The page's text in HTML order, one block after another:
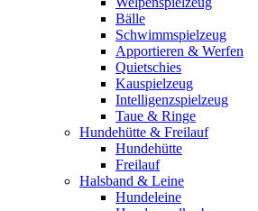
Bälle
Schwimmspielzeug
Apportieren & Werfen
Quietschies
Kauspielzeug
Intelligenzspielzeug
Taue & Ringe
Hundehütte & Freilauf
Hundehütte
Freilauf
Halsband & Leine
Hundeleine